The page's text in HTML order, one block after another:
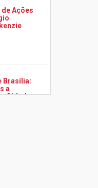
Ações
Brasília:
a
Cidade